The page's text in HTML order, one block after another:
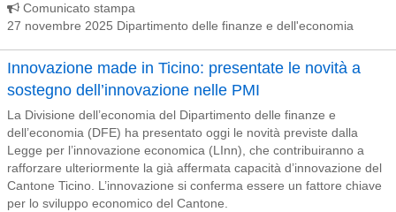
Comunicato stampa
27 novembre 2025 Dipartimento delle finanze e dell'economia
Innovazione made in Ticino: presentate le novità a
sostegno dell’innovazione nelle PMI
La Divisione dell’economia del Dipartimento delle finanze e
dell’economia (DFE) ha presentato oggi le novità previste dalla
Legge per l’innovazione economica (LInn), che contribuiranno a
rafforzare ulteriormente la già affermata capacità d’innovazione del
Cantone Ticino. L’innovazione si conferma essere un fattore chiave
per lo sviluppo economico del Cantone.